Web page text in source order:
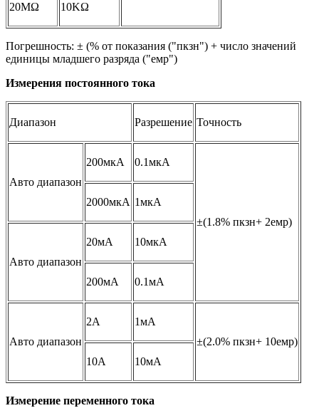
20MΩ 10KΩ
Погрешность: ± (% от показания ("пкзн") + число значений
единицы младшего разряда ("емр")
Измерения постоянного тока
Диапазон Разрешение Точность
Авто диапазон
200мкА 0.1мкА
±(1.8% пкзн+ 2емр)
2000мкА 1мкА
Авто диапазон
20мА 10мкА
200мА 0.1мА
Авто диапазон
2A
1мА
±(2.0% пкзн+ 10емр)
10A
10мА
Измерение переменного тока